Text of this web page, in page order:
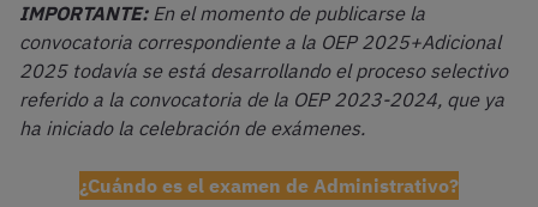
IMPORTANTE: En el momento de publicarse la
convocatoria correspondiente a la OEP 2025+Adicional
2025 todavía se está desarrollando el proceso selectivo
referido a la convocatoria de la OEP 2023-2024, que ya
ha iniciado la celebración de exámenes.
¿Cuándo es el examen de Administrativo?